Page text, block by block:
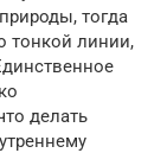
тогда
тонкой линии,
делать